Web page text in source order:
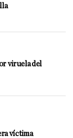
viruela del
víctima